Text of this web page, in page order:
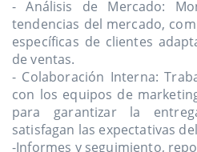
- Análisis de Mercado:
tendencias del mercado,
específicas de clientes
de ventas.
- Colaboración Interna:
con los equipos de
para garantizar la
satisfagan las expectativas
-Informes y seguimiento,